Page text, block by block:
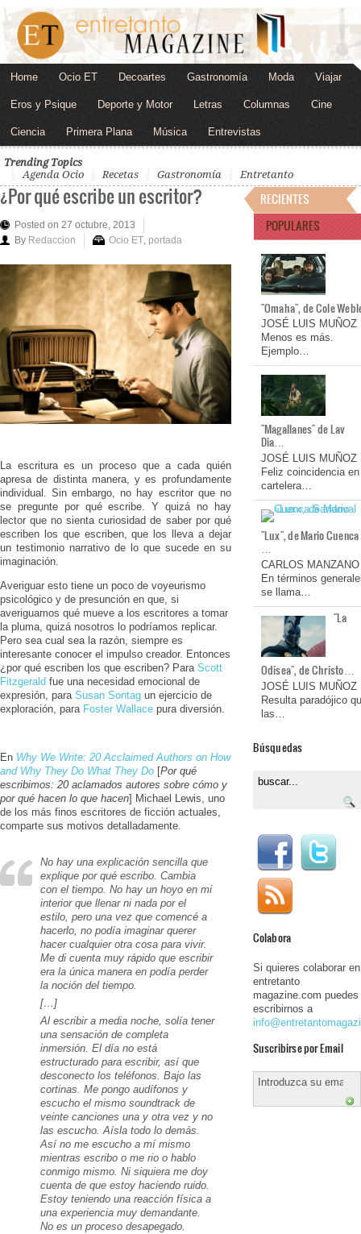
Home Ocio ET Decoartes Gastronomía Moda Viajar
Eros y Psique Deporte y Motor Letras Columnas Cine
Ciencia Primera Plana Música Entrevistas
Trending Topics
Agenda Ocio
Recetas Gastronomía Entretanto
¿Por qué escribe un escritor?
Posted on 27 octubre, 2013
By Redaccion Ocio ET portada
La escritura es un proceso que a cada quién
apresa de distinta manera, y es profundamente
individual. Sin embargo, no hay escritor que no
se pregunte por qué escribe. Y quizá no hay
lector que no sienta curiosidad de saber por qué
escriben los que escriben, que los lleva a dejar
un testimonio narrativo de lo que sucede en su
imaginación.
Averiguar esto tiene un poco de voyeurismo
psicológico y de presunción en que, si
averiguamos qué mueve a los escritores a tomar
la pluma, quizá nosotros lo podríamos replicar.
Pero sea cual sea la razón, siempre es
interesante conocer el impulso creador. Entonces
¿por qué escriben los que escriben? Para Scott
Fitzgerald fue una necesidad emocional de
expresión, para Susan Sontag un ejercicio de
exploración, para Foster Wallace pura diversión.
En Why We Write: 20 Acclaimed Authors on How
and Why They Do What They Do [Por qué
escribimos: 20 aclamados autores sobre cómo y
por qué hacen lo que hacen] Michael Lewis, uno
de los más finos escritores de ficción actuales,
comparte sus motivos detalladamente.
No hay una explicación sencilla que
explique por qué escribo. Cambia
con el tiempo. No hay un hoyo en mi
interior que llenar ni nada por el
estilo, pero una vez que comencé a
hacerlo, no podía imaginar querer
hacer cualquier otra cosa para vivir.
Me di cuenta muy rápido que escribir
era la única manera en podía perder
la noción del tiempo.
[…]
Al escribir a media noche, solía tener
una sensación de completa
inmersión. El día no está
estructurado para escribir, así que
desconecto los teléfonos. Bajo las
cortinas. Me pongo audífonos y
escucho el mismo soundtrack de
veinte canciones una y otra vez y no
las escucho. Aísla todo lo demás.
Así no me escucho a mí mismo
mientras escribo o me rio o hablo
conmigo mismo. Ni siquiera me doy
cuenta de que estoy haciendo ruido.
Estoy teniendo una reacción física a
una experiencia muy demandante.
No es un proceso desapegado.
RECIENTES
POPULARES
"Omaha", de Cole
JOSÉ LUIS MUÑOZ
Menos es más.
Ejemplo…
"Magallanes" de Lav
Dia…
JOSÉ LUIS MUÑOZ
Feliz coincidencia en
cartelera…
"Lux", de Mario Cuenca
…
CARLOS MANZANO
En términos
se llama…
"La
Odisea", de Christo…
JOSÉ LUIS MUÑOZ
Resulta paradójico
las…
Búsquedas
Colabora
Si quieres colaborar en
entretanto
magazine.com puedes
escribirnos a
Suscribirse por Email